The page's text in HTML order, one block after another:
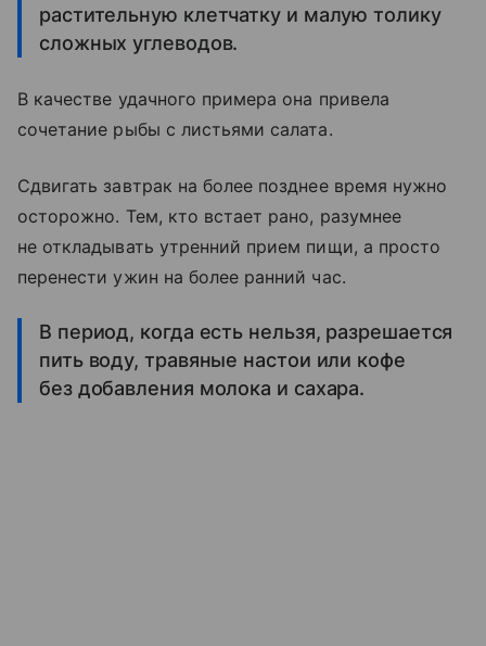
растительную клетчатку и малую толику
сложных углеводов.
В качестве удачного примера она привела
сочетание рыбы с листьями салата.
Сдвигать завтрак на более позднее время нужно
осторожно. Тем, кто встает рано, разумнее
не откладывать утренний прием пищи, а просто
перенести ужин на более ранний час.
В период, когда есть нельзя, разрешается
пить воду, травяные настои или кофе
без добавления молока и сахара.